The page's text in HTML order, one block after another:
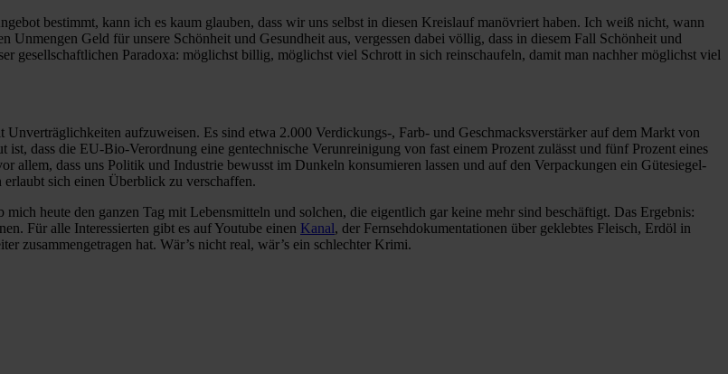
bestimmt, kann ich es kaum glauben, dass wir uns selbst in diesen Kreislauf manövriert haben. Ich weiß nicht, wann
Geld für unsere Schönheit und Gesundheit aus, vergessen dabei völlig, dass in diesem Fall Schönheit und
gesellschaftlichen Paradoxa: möglichst billig, möglichst viel Schrott in sich reinschaufeln, damit man nachher möglichst viel
aufzuweisen. Es sind etwa 2.000 Verdickungs-, Farb- und Geschmacksverstärker auf dem Markt von
dass die EU-Bio-Verordnung eine gentechnische Verunreinigung von fast einem Prozent zulässt und fünf Prozent eines
allem, dass uns Politik und Industrie bewusst im Dunkeln konsumieren lassen und auf den Verpackungen ein Gütesiegel-
sich einen Überblick zu verschaffen.
heute den ganzen Tag mit Lebensmitteln und solchen, die eigentlich gar keine mehr sind beschäftigt. Das Ergebnis:
Für alle Interessierten gibt es auf Youtube einen Kanal, der Fernsehdokumentationen über geklebtes Fleisch, Erdöl in
zusammengetragen hat. Wär’s nicht real, wär’s ein schlechter Krimi.